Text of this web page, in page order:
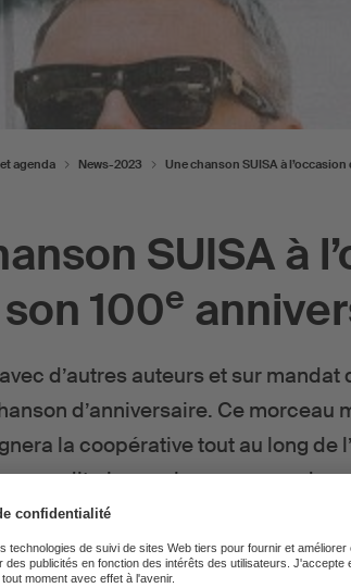
SUISA à
son 100e
d’autres auteurs et sur mandat
d’anniversaire. Ce morceau
la coopérative tout au long de
en dit plus sur le processus de
agenda News-2023 Une chanson SUISA à
DeErika Weibel